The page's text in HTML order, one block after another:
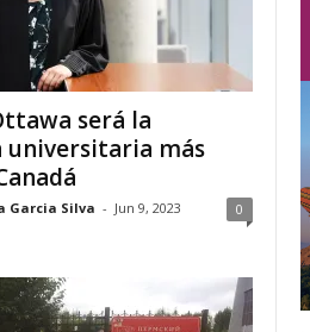
será la
universitaria más
Garcia Silva - Jun 9, 2023 0